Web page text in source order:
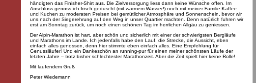
händigten das Finisher-Shirt aus. Die Zielversorgung liess dann keine Wünsche offen. Im
Anschluss genoss ich frisch geduscht (mit warmem Wasser!) noch mit meiner Familie Kaffee
und Kuchen zu moderaten Preisen bei gemütlicher Atmosphäre und Sonnenschein, bevor wir
uns nach der Siegerehrung auf den Weg in unser Quartier machten. Denn natürlich fuhren wir
erst am Sonntag zurück, um noch einen schönen Tag im herrlichen Allgäu zu geniessen.
Der Alpin-Marathon ist hart, aber schön und sicherlich mit einer der schwierigsten Bergläufe
und Marathons im Lande. Ich jedenfalls habe den Lauf, die Strecke, die Aussicht, eben
einfach alles genossen, denn hier stimmte eben einfach alles. Eine Empfehlung für
Genussläufer! Und ein Dankeschön an running-pur für einen meiner schönsten Läufe der
letzten Jahre – trotz bisher schlechtester Marathonzeit. Aber die Zeit spielt hier keine Rolle!
Mit laufendem Gruß
Peter Wiedemann